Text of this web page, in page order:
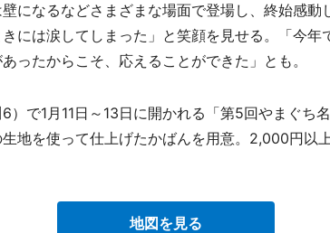
になるなどさまざまな場面で登場し、終始感動
には涙してしまった」と笑顔を見せる。「今年
ったからこそ、応えることができた」とも。
で1月11日～13日に開かれる「第5回やまぐち
地を使って仕上げたかばんを用意。2,000円以
地図を見る